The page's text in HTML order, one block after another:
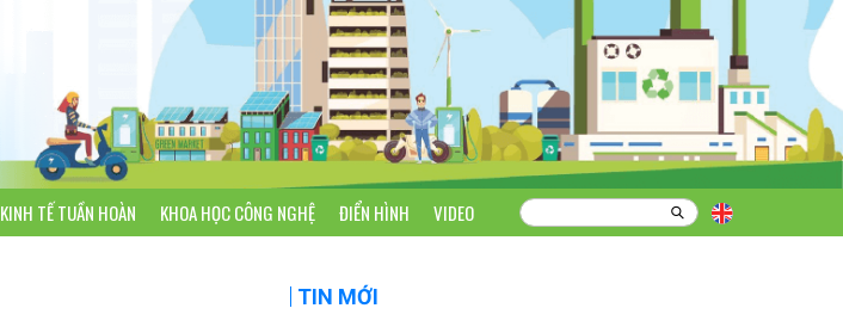
KINH TẾ TUẦN HOÀN KHOA HỌC CÔNG NGHỆ ĐIỂN HÌNH VIDEO
TIN MỚI